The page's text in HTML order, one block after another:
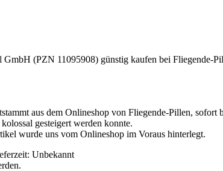
(PZN 11095908) günstig kaufen bei Fliegende-
aus dem Onlineshop von Fliegende-Pillen, sofort
gesteigert werden konnte.
wurde uns vom Onlineshop im Voraus hinterlegt.
Unbekannt